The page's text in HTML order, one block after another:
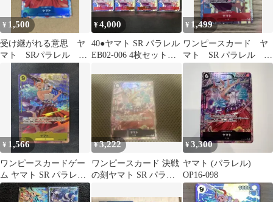
¥ 1,500
受け継がれる意思 ヤ
マト SRパラレル メ
ルカリ便 op13
¥4,000
40●ヤマト SR パラレル
EB02-006 4枚セット
¥ 1,499
ワンピースカード ヤ
マト SR パラレル
EB02-006
¥ 1,566
ワンピースカードゲー
ム ヤマト SR パラレル
OP04-112
¥3,222
ワンピースカード 決戦
の刻ヤマト SR パラレ
¥3,300
ヤマト (パラレル)
OP16-098